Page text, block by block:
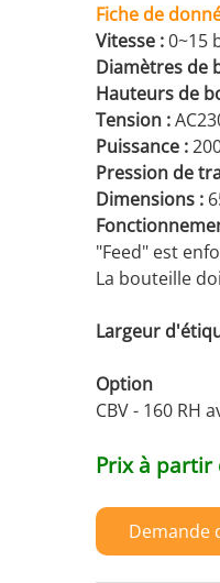
Fiche de
Vitesse :0~15
Diamètres de
Hauteurs de
Tension :
Puissance :
Pression de
Dimensions :
"Feed" est
La bouteille
Largeur
Option
CBV - 160
Prix à partir
Demande